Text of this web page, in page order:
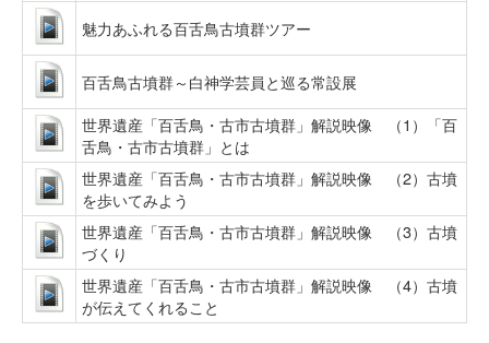
魅力あふれる百舌鳥古墳群ツアー
百舌鳥古墳群～白神学芸員と巡る常設展
世界遺産「百舌鳥・古市古墳群」解説映像 （1）「百
舌鳥・古市古墳群」とは
世界遺産「百舌鳥・古市古墳群」解説映像 （2）古墳
を歩いてみよう
世界遺産「百舌鳥・古市古墳群」解説映像 （3）古墳
づくり
世界遺産「百舌鳥・古市古墳群」解説映像 （4）古墳
が伝えてくれること